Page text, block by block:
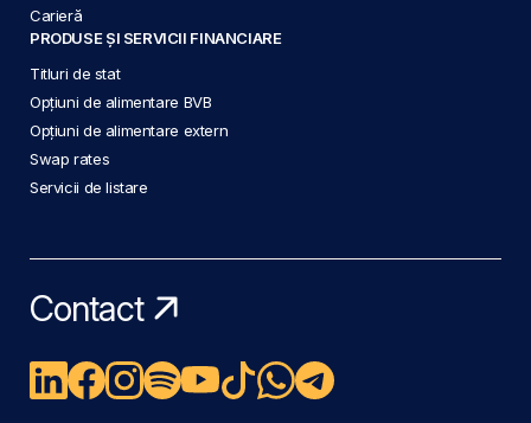
Carieră
PRODUSE ȘI SERVICII FINANCIARE
Titluri de stat
Opțiuni de alimentare BVB
Opțiuni de alimentare extern
Swap rates
Servicii de listare
Contact